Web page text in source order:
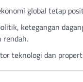
global tetap
ketegangan
rendah.
teknologi dan